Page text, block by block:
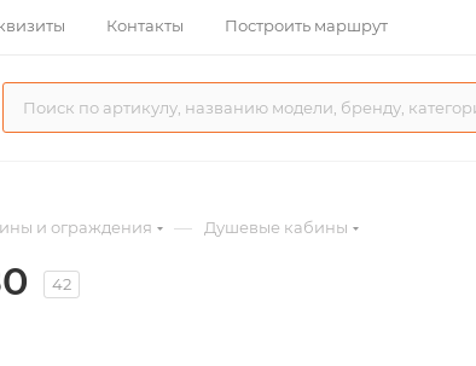
Контакты Построить маршрут
и ограждения — Душевые кабины
42